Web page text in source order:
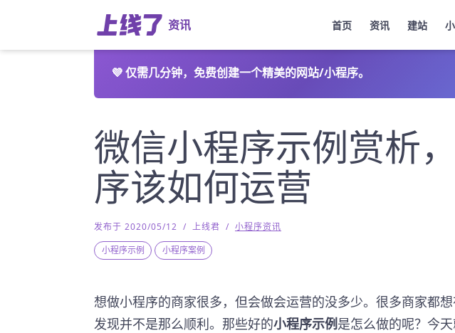
资讯 首页 资讯 建站
💜仅需几分钟，免费创建一个精美的网站/小程序。
微信小程序示例赏析
序该如何运营
发布于 2020/05/12 / 上线君 / 小程序资讯
小程序示例
小程序案例
想做小程序的商家很多，但会做会运营的没多少。很多商家都
发现并不是那么顺利。那些好的小程序示例是怎么做的呢？今